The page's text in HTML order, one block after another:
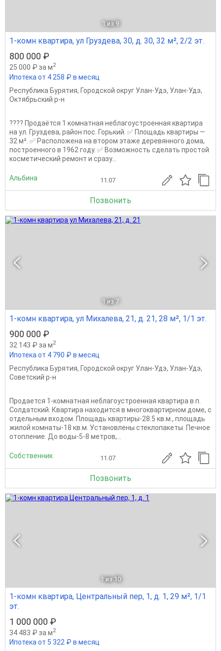
1 из 9
1-комн квартира, ул Груздева, 30, д. 30, 32 м², 2/2 эт.
800 000 ₽
25 000 ₽ за м2
Ипотека от 4 258 ₽ в месяц
Республика Бурятия, Городской округ Улан-Удэ, Улан-Удэ,
Октябрьский р-н
???? Продаётся 1 комнатная неблагоустроенная квартира
на ул. Груздева, район пос. Горький. ✅ Площадь квартиры —
32 м². ✅ Расположена на втором этаже деревянного дома,
построенного в 1962 году. ✅ Возможность сделать простой
косметический ремонт и сразу...
Альбина 11.07
Позвонить
1 из 7
1-комн квартира, ул Михалева, 21, д. 21, 28 м², 1/1 эт.
900 000 ₽
32 143 ₽ за м2
Ипотека от 4 790 ₽ в месяц
Республика Бурятия, Городской округ Улан-Удэ, Улан-Удэ,
Советский р-н
Продается 1-комнатная неблагоустроенная квартира в п.
Солдатский. Квартира находится в многоквартирном доме, с
отдельным входом. Площадь квартиры-28.5 кв.м., площадь
жилой комнаты-18 кв.м. Установлены стеклопакеты. Печное
отопление. До воды-5-8 метров,...
Собственник 11.07
Позвонить
1 из 10
1-комн квартира, Центральный пер, 1, д. 1, 29 м², 1/1
эт.
1 000 000 ₽
34 483 ₽ за м2
Ипотека от 5 322 ₽ в месяц